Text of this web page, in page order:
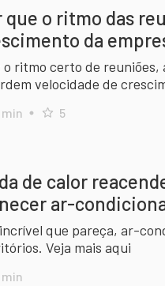
que o ritmo das
da
o ritmo certo de
velocidade de
min 5
de calor
ar-
que pareça, ar-
Veja mais aqui
min